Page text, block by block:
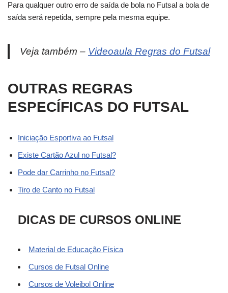
Para qualquer outro erro de saída de bola no Futsal a bola de
saída será repetida, sempre pela mesma equipe.
Veja também – Videoaula Regras do Futsal
OUTRAS REGRAS
ESPECÍFICAS DO FUTSAL
Iniciação Esportiva ao Futsal
Existe Cartão Azul no Futsal?
Pode dar Carrinho no Futsal?
Tiro de Canto no Futsal
DICAS DE CURSOS ONLINE
Material de Educação Física
Cursos de Futsal Online
Cursos de Voleibol Online